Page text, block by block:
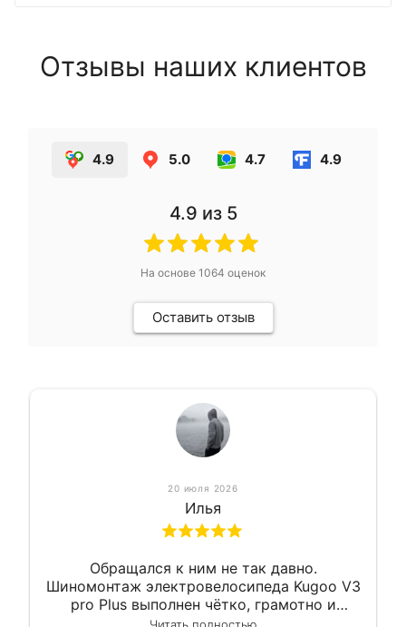
Отзывы наших клиентов
4.9 5.0 4.7 4.9
4.9 из 5
На основе 1064 оценок
Оставить отзыв
20 июля 2026
Илья
Обращался к ним не так давно.
Шиномонтаж электровелосипеда Kugoo V3
pro Plus выполнен чётко, грамотно и
квалифицированно. Всё сделано